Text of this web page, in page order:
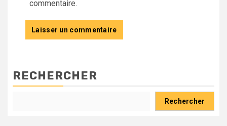
commentaire.
RECHERCHER
Rechercher